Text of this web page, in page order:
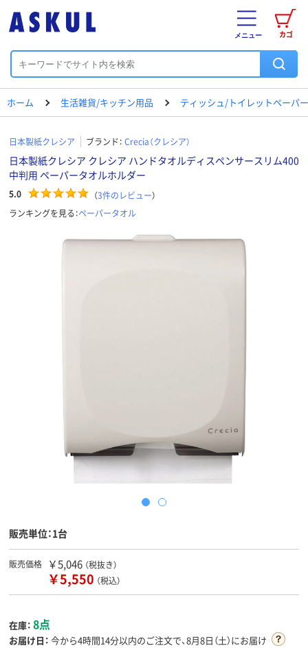
カゴ
メニュー
ホーム 生活雑貨/キッチン用品 ティッシュ/トイレットペーパ
日本製紙クレシア ブランド： Crecia（クレシア）
日本製紙クレシア クレシア ハンドタオルディスペンサースリム400
中判用 ペーパータオルホルダー
5.0 （3件のレビュー）
ランキングを見る：ペーパータオル
販売単位：1台
販売価格 ￥5,046 （税抜き）
￥5,550 （税込）
在庫： 8点
お届け日： 今から4時間14分以内のご注文で、8月8日（土）にお届け